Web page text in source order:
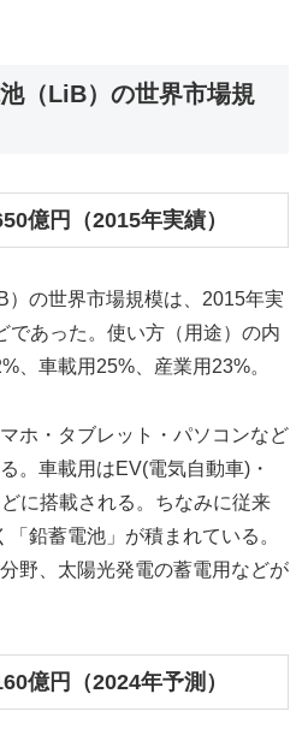
（LiB）の世界市場規
億円（2015年実績）
）の世界市場規模は、2015年実
であった。使い方（用途）の内
、車載用25%、産業用23%。
ホ・タブレット・パソコンなど
。車載用はEV(電気自動車)・
に搭載される。ちなみに従来
鉛蓄電池」が積まれている。
野、太陽光発電の蓄電用などが
億円（2024年予測）